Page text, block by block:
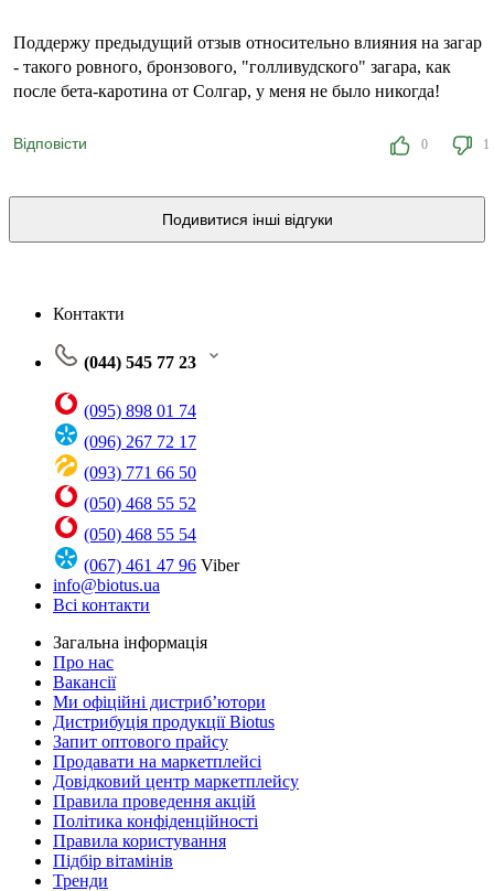
Поддержу предыдущий отзыв относительно влияния на загар
- такого ровного, бронзового, "голливудского" загара, как
после бета-каротина от Солгар, у меня не было никогда!
Відповісти 0 1
Подивитися інші відгуки
Контакти
(044) 545 77 23
(095) 898 01 74
(096) 267 72 17
(093) 771 66 50
(050) 468 55 52
(050) 468 55 54
(067) 461 47 96 Viber
info@biotus.ua
Всі контакти
Загальна інформація
Про нас
Вакансії
Ми офіційні дистриб’ютори
Дистрибуція продукції Biotus
Запит оптового прайсу
Продавати на маркетплейсі
Довідковий центр маркетплейсу
Правила проведення акцій
Політика конфіденційності
Правила користування
Підбір вітамінів
Тренди